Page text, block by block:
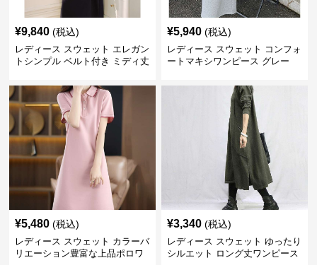
¥9,840 (税込)
レディース スウェット エレガン
トシンプル ベルト付き ミディ丈
¥5,940 (税込)
レディース スウェット コンフォ
ートマキシワンピース グレー
¥5,480 (税込)
レディース スウェット カラーバ
リエーション豊富な上品ポロワ
¥3,340 (税込)
レディース スウェット ゆったり
シルエット ロング丈ワンピース